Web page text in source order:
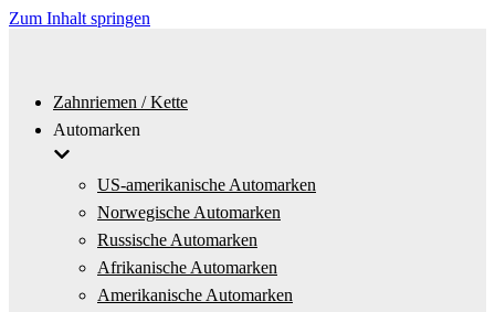
Zum Inhalt springen
Zahnriemen / Kette
Automarken
US-amerikanische Automarken
Norwegische Automarken
Russische Automarken
Afrikanische Automarken
Amerikanische Automarken